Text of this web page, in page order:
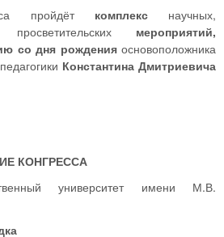
пройдёт комплекснаучных,
мероприятий,
со дня рождения основоположника
Константина Дмитриевича
КОНГРЕССА
университет имени М.В.